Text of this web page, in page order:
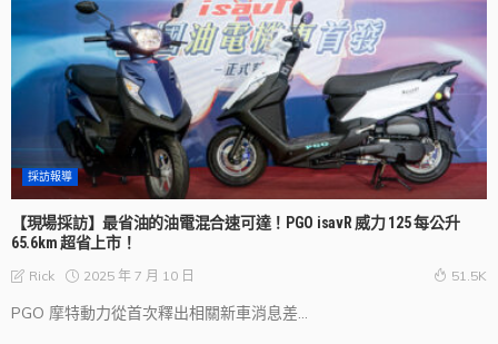
採訪報導
【現場採訪】最省油的油電混合速可達！PGO isavR 威力 125 每公升
65.6km 超省上市！
Rick 2025 年 7 月 10 日 51.5K
PGO 摩特動力從首次釋出相關新車消息差...